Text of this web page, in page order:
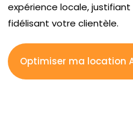
expérience locale,
fidélisant votre clientèle.
Optimiser ma location